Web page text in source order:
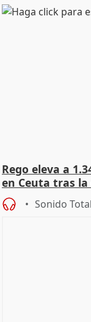
Rego eleva a
en Ceuta tras
Sonido